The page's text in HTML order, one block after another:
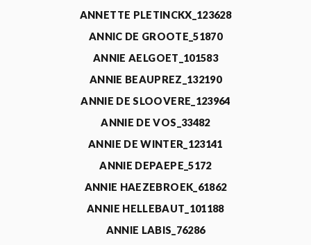
ANNETTE PLETINCKX_123628
ANNIC DE GROOTE_51870
ANNIE AELGOET_101583
ANNIE BEAUPREZ_132190
ANNIE DE SLOOVERE_123964
ANNIE DE VOS_33482
ANNIE DE WINTER_123141
ANNIE DEPAEPE_5172
ANNIE HAEZEBROEK_61862
ANNIE HELLEBAUT_101188
ANNIE LABIS_76286